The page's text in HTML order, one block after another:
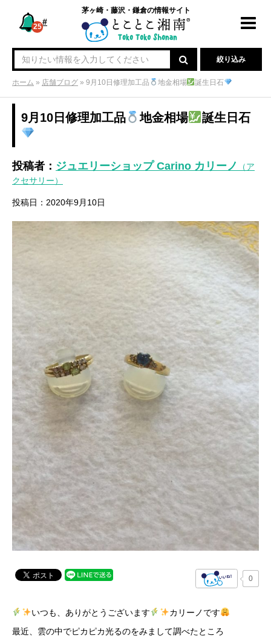
#
25
茅ヶ崎・藤沢・鎌倉の情報サイト
絞り込み
ホーム » 店舗ブログ » 9月10日修理加工品 地金相場 誕生日石
9月10日修理加工品 地金相場 誕生日石
投稿者： ジュエリーショップ Carino カリーノ
（ア
クセサリー）
投稿日：2020年9月10日
0
いつも、ありがとうございます
カリーノです
最近、雲の中でピカピカ光るのをみまして調べたところ